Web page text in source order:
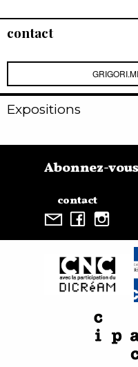
contact
Expositions
contact
Abonnez-